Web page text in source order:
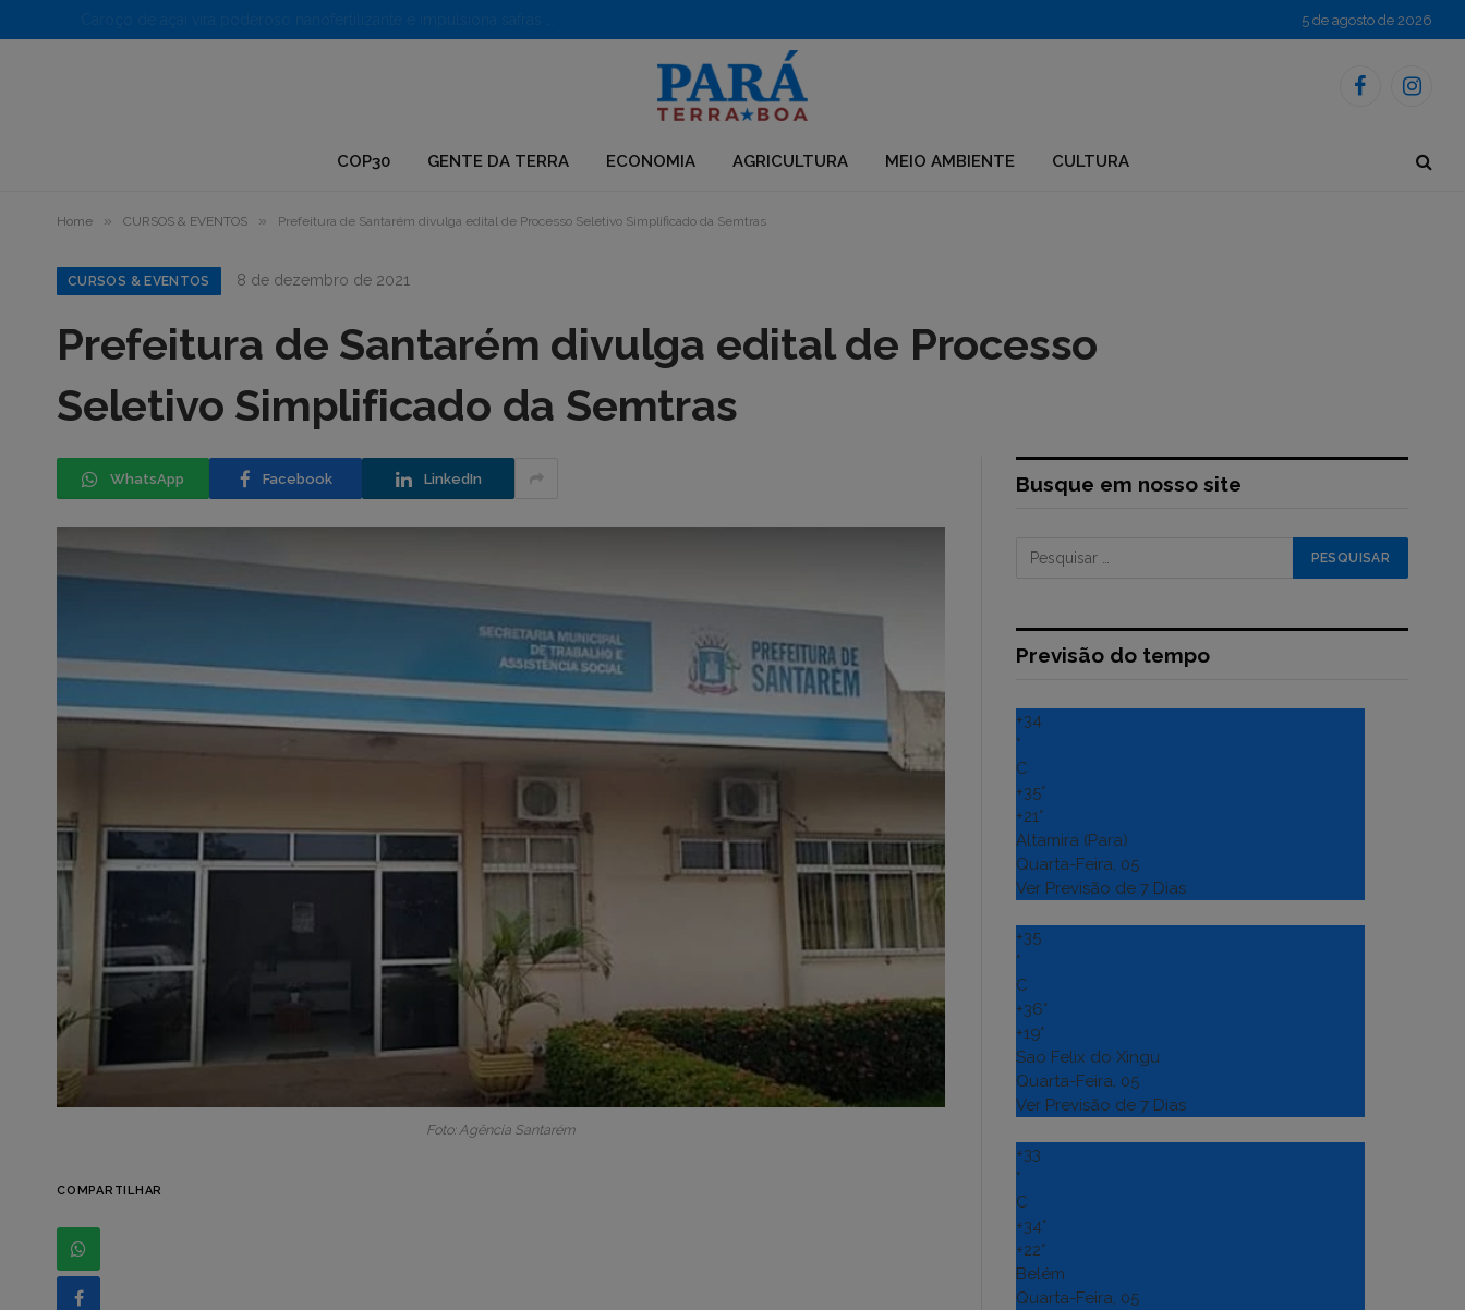
5 de agosto de 2026
Facebook
COP30 GENTE DA TERRA ECONOMIA AGRICULTURA MEIO AMBIENTE CULTURA
Home » CURSOS & EVENTOS » Prefeitura de Santarém divulga edital de Processo Seletivo Simplificado da Semtras
CURSOS & EVENTOS 8 de dezembro de 2021
Prefeitura de Santarém divulga edital de Processo
Seletivo Simplificado da Semtras
WhatsApp Facebook LinkedIn
Foto: Agência Santarém
COMPARTILHAR
Busque em nosso site
Previsão do tempo
+34
°
C
+35°
+21°
Altamira (Para)
Quarta-Feira, 05
Ver Previsão de 7 Dias
+35
°
C
+36°
+19°
Sao Felix do Xingu
Quarta-Feira, 05
Ver Previsão de 7 Dias
+33
°
C
+34°
+22°
Belém
Quarta-Feira, 05